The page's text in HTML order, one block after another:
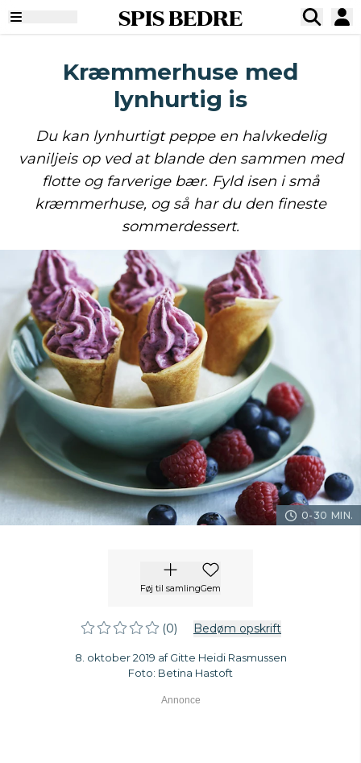
SPIS BEDRE
Kræmmerhuse med
lynhurtig is
Du kan lynhurtigt peppe en halvkedelig
vaniljeis op ved at blande den sammen med
flotte og farverige bær. Fyld isen i små
kræmmerhuse, og så har du den fineste
sommerdessert.
0-30 MIN.
Føj til samlingGem
(0) Bedøm opskrift
8. oktober 2019 af Gitte Heidi Rasmussen
Foto: Betina Hastoft